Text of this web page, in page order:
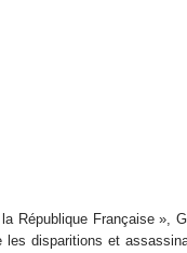
République Française »,
les disparitions et